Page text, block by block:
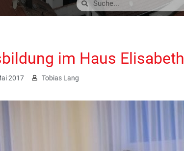
im Haus Elisabeth
2017 Tobias Lang